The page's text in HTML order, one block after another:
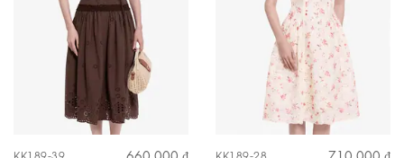
KK189-39
660.000 ₫
KK189-28
710.000 ₫